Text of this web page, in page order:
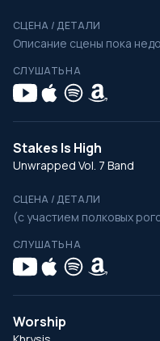
СЦЕНА / ДЕТАЛИ
Описание сцены пока
СЛУШАТЬ НА
Stakes Is High
Unwrapped Vol. 7 Band
СЦЕНА / ДЕТАЛИ
(с участием полковых
СЛУШАТЬ НА
Worship